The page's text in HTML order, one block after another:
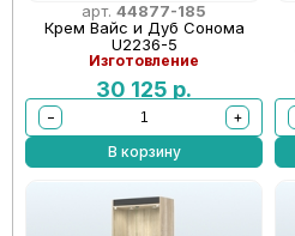
арт. 44877-185
Крем Вайс и Дуб Сонома
U2236-5
Изготовление
30 125 р.
−
+
В корзину